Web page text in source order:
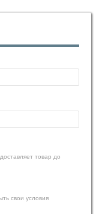
товар до
свои условия